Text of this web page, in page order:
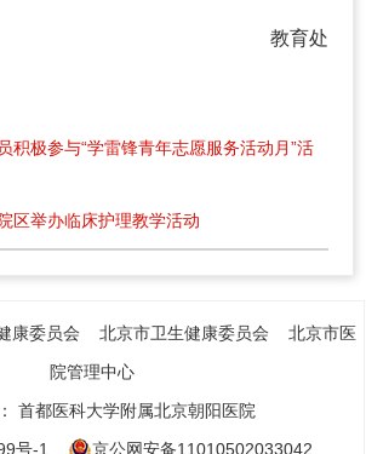
教育处
积极参与“学雷锋青年志愿服务活动月”活
区举办临床护理教学活动
康委员会 北京市卫生健康委员会
北京市医
院管理中心
首都医科大学附属北京朝阳医院
号-1
京公网安备11010502033042